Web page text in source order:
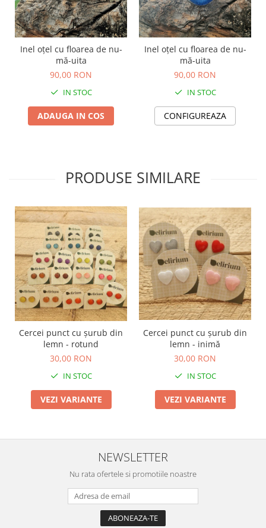
Inel oțel cu floarea de nu-
mă-uita
90,00 RON
IN STOC
ADAUGA IN COS
Inel oțel cu floarea de nu-
mă-uita
90,00 RON
IN STOC
CONFIGUREAZA
PRODUSE SIMILARE
Cercei punct cu șurub din
lemn - rotund
30,00 RON
IN STOC
VEZI VARIANTE
Cercei punct cu șurub din
lemn - inimă
30,00 RON
IN STOC
VEZI VARIANTE
NEWSLETTER
Nu rata ofertele si promotiile noastre